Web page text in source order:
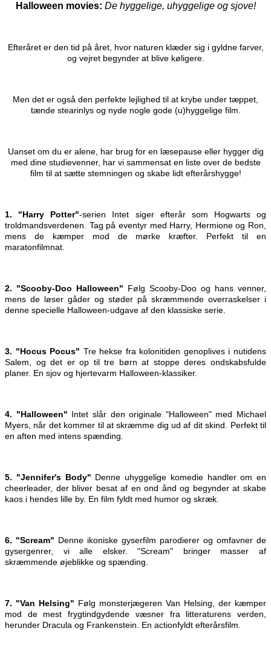
Halloween movies: De hyggelige, uhyggelige og sjove!
Efteråret er den tid på året, hvor naturen klæder sig i gyldne farver,
og vejret begynder at blive køligere.
Men det er også den perfekte lejlighed til at krybe under tæppet,
tænde stearinlys og nyde nogle gode (u)hyggelige film.
Uanset om du er alene, har brug for en læsepause eller hygger dig
med dine studievenner, har vi sammensat en liste over de bedste
film til at sætte stemningen og skabe lidt efterårshygge!
1. "Harry Potter"-serien Intet siger efterår som Hogwarts og
troldmandsverdenen. Tag på eventyr med Harry, Hermione og Ron,
mens de kæmper mod de mørke kræfter. Perfekt til en
maratonfilmnat.
2. "Scooby-Doo Halloween" Følg Scooby-Doo og hans venner,
mens de løser gåder og støder på skræmmende overraskelser i
denne specielle Halloween-udgave af den klassiske serie.
3. "Hocus Pocus" Tre hekse fra kolonitiden genoplives i nutidens
Salem, og det er op til tre børn at stoppe deres ondskabsfulde
planer. En sjov og hjertevarm Halloween-klassiker.
4. "Halloween" Intet slår den originale "Halloween" med Michael
Myers, når det kommer til at skræmme dig ud af dit skind. Perfekt til
en aften med intens spænding.
5. "Jennifer's Body" Denne uhyggelige komedie handler om en
cheerleader, der bliver besat af en ond ånd og begynder at skabe
kaos i hendes lille by. En film fyldt med humor og skræk.
6. "Scream" Denne ikoniske gyserfilm parodierer og omfavner de
gysergenrer, vi alle elsker. "Scream" bringer masser af
skræmmende øjeblikke og spænding.
7. "Van Helsing" Følg monsterjægeren Van Helsing, der kæmper
mod de mest frygtindgydende væsner fra litteraturens verden,
herunder Dracula og Frankenstein. En actionfyldt efterårsfilm.